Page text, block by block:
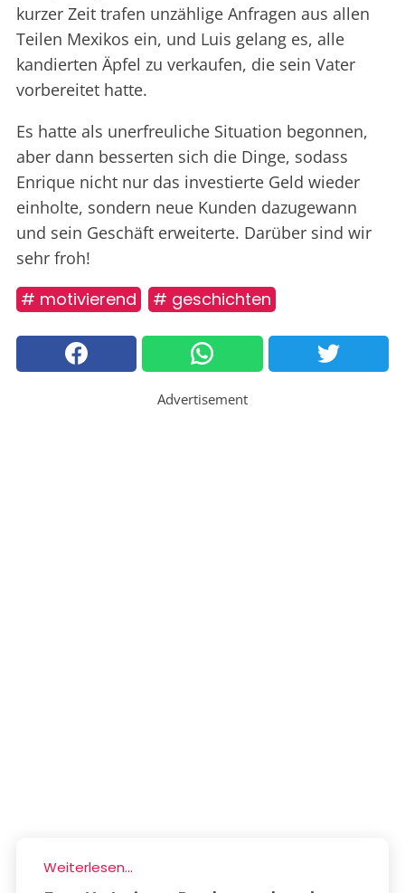
kurzer Zeit trafen unzählige Anfragen aus allen
Teilen Mexikos ein, und Luis gelang es, alle
kandierten Äpfel zu verkaufen, die sein Vater
vorbereitet hatte.
Es hatte als unerfreuliche Situation begonnen,
aber dann besserten sich die Dinge, sodass
Enrique nicht nur das investierte Geld wieder
einholte, sondern neue Kunden dazugewann
und sein Geschäft erweiterte. Darüber sind wir
sehr froh!
# motivierend # geschichten
Advertisement
Weiterlesen...